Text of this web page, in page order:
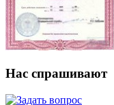
Нас спрашивают